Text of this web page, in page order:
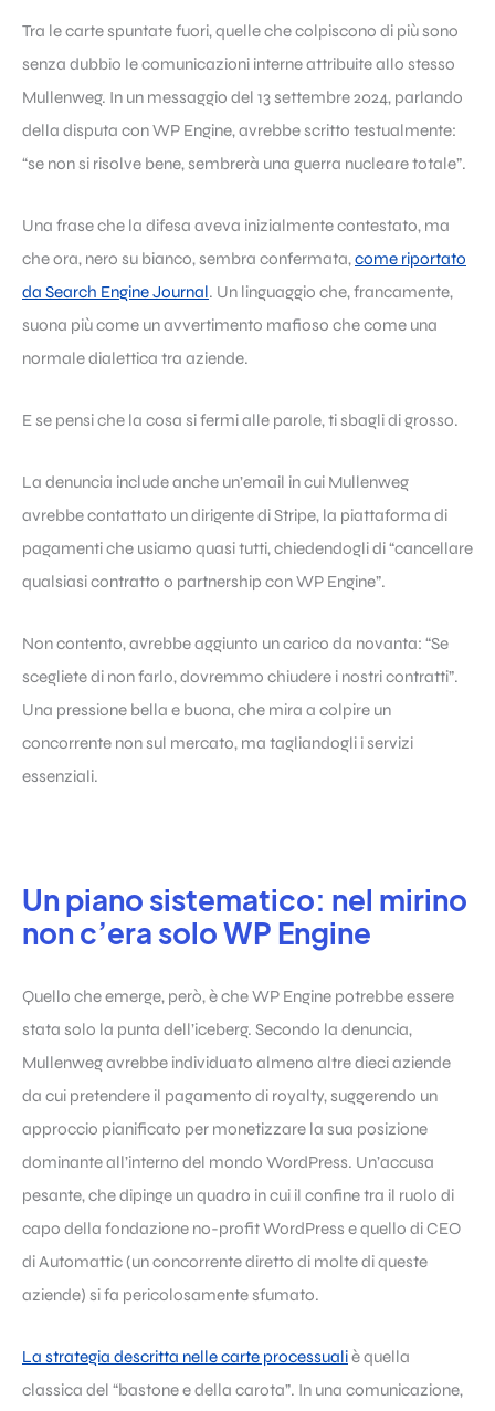
Tra le carte spuntate fuori, quelle che colpiscono di più sono
senza dubbio le comunicazioni interne attribuite allo stesso
Mullenweg. In un messaggio del 13 settembre 2024, parlando
della disputa con WP Engine, avrebbe scritto testualmente:
“se non si risolve bene, sembrerà una guerra nucleare totale”.
Una frase che la difesa aveva inizialmente contestato, ma
che ora, nero su bianco, sembra confermata,come riportato
da Search Engine Journal. Un linguaggio che, francamente,
suona più come un avvertimento mafioso che come una
normale dialettica tra aziende.
E se pensi che la cosa si fermi alle parole, ti sbagli di grosso.
La denuncia include anche un’email in cui Mullenweg
avrebbe contattato un dirigente di Stripe, la piattaforma di
pagamenti che usiamo quasi tutti, chiedendogli di “cancellare
qualsiasi contratto o partnership con WP Engine”.
Non contento, avrebbe aggiunto un carico da novanta: “Se
scegliete di non farlo, dovremmo chiudere i nostri contratti”.
Una pressione bella e buona, che mira a colpire un
concorrente non sul mercato, ma tagliandogli i servizi
essenziali.
Un piano sistematico: nel mirino
non c’era solo WP Engine
Quello che emerge, però, è che WP Engine potrebbe essere
stata solo la punta dell’iceberg. Secondo la denuncia,
Mullenweg avrebbe individuato almeno altre dieci aziende
da cui pretendere il pagamento di royalty, suggerendo un
approccio pianificato per monetizzare la sua posizione
dominante all’interno del mondo WordPress. Un’accusa
pesante, che dipinge un quadro in cui il confine tra il ruolo di
capo della fondazione no-profit WordPress e quello di CEO
di Automattic (un concorrente diretto di molte di queste
aziende) si fa pericolosamente sfumato.
La strategia descritta nelle carte processualiè quella
classica del “bastone e della carota”. In una comunicazione,